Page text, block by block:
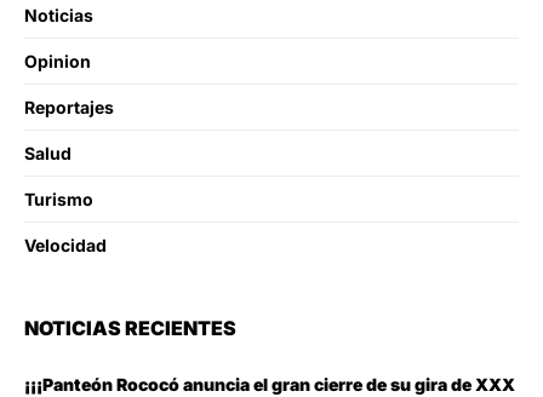
Noticias
Opinion
Reportajes
Salud
Turismo
Velocidad
NOTICIAS RECIENTES
¡¡¡Panteón Rococó anuncia el gran cierre de su gira de XXX